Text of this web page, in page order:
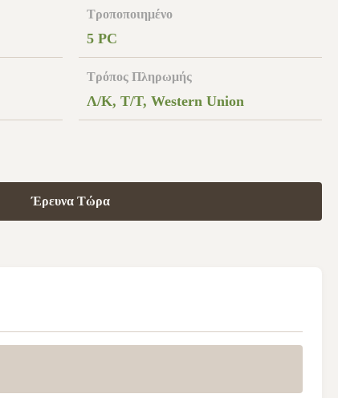
Τροποποιημένο
5 PC
Τρόπος Πληρωμής
Λ/Κ, Τ/Τ, Western Union
Έρευνα Τώρα